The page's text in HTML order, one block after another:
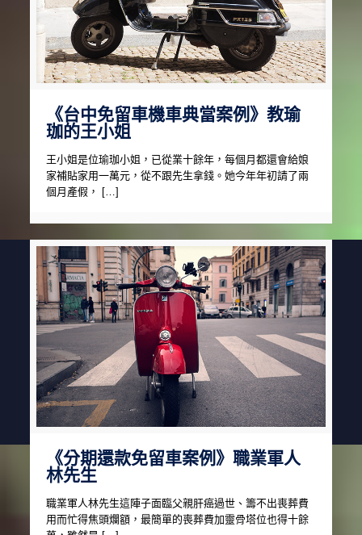
《台中免留車機車典當案例》教瑜
珈的王小姐
王小姐是位瑜珈小姐，已從業十餘年，每個月都還會給娘
家補貼家用一萬元，從不跟先生拿錢。她今年年初請了兩
個月產假， […]
《分期還款免留車案例》職業軍人
林先生
職業軍人林先生這陣子面臨父親肝癌過世、籌不出喪葬費
用而忙得焦頭爛額，最簡單的喪葬費加靈骨塔位也得十餘